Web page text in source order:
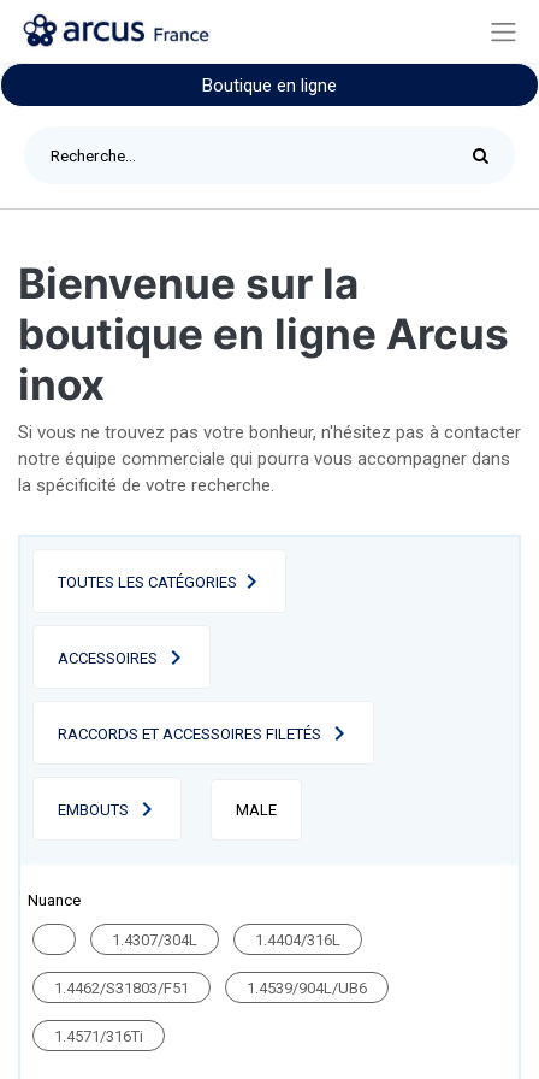
Boutique en ligne
Bienvenue sur la
boutique en ligne Arcus
inox
Si vous ne trouvez pas votre bonheur, n'hésitez pas à contacter
notre équipe commerciale qui pourra vous accompagner dans
la spécificité de votre recherche.
TOUTES LES CATÉGORIES
ACCESSOIRES
RACCORDS ET ACCESSOIRES FILETÉS
EMBOUTS MALE
Nuance
1.4307/304L 1.4404/316L
1.4462/S31803/F51 1.4539/904L/UB6
1.4571/316Ti